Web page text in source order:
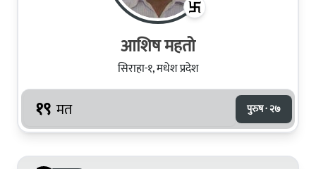
आशिष महतो
सिराहा-१, मधेश प्रदेश
१९ मत पुरुष · २७